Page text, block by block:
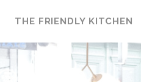
THE FRIENDLY KITCHEN